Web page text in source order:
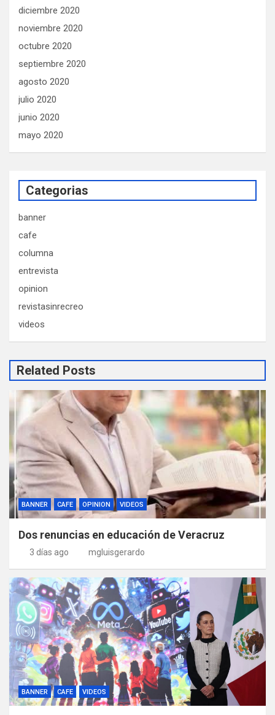
diciembre 2020
noviembre 2020
octubre 2020
septiembre 2020
agosto 2020
julio 2020
junio 2020
mayo 2020
Categorias
banner
cafe
columna
entrevista
opinion
revistasinrecreo
videos
Related Posts
BANNER CAFE OPINION VIDEOS
Dos renuncias en educación de Veracruz
3 días ago mgluisgerardo
BANNER CAFE VIDEOS